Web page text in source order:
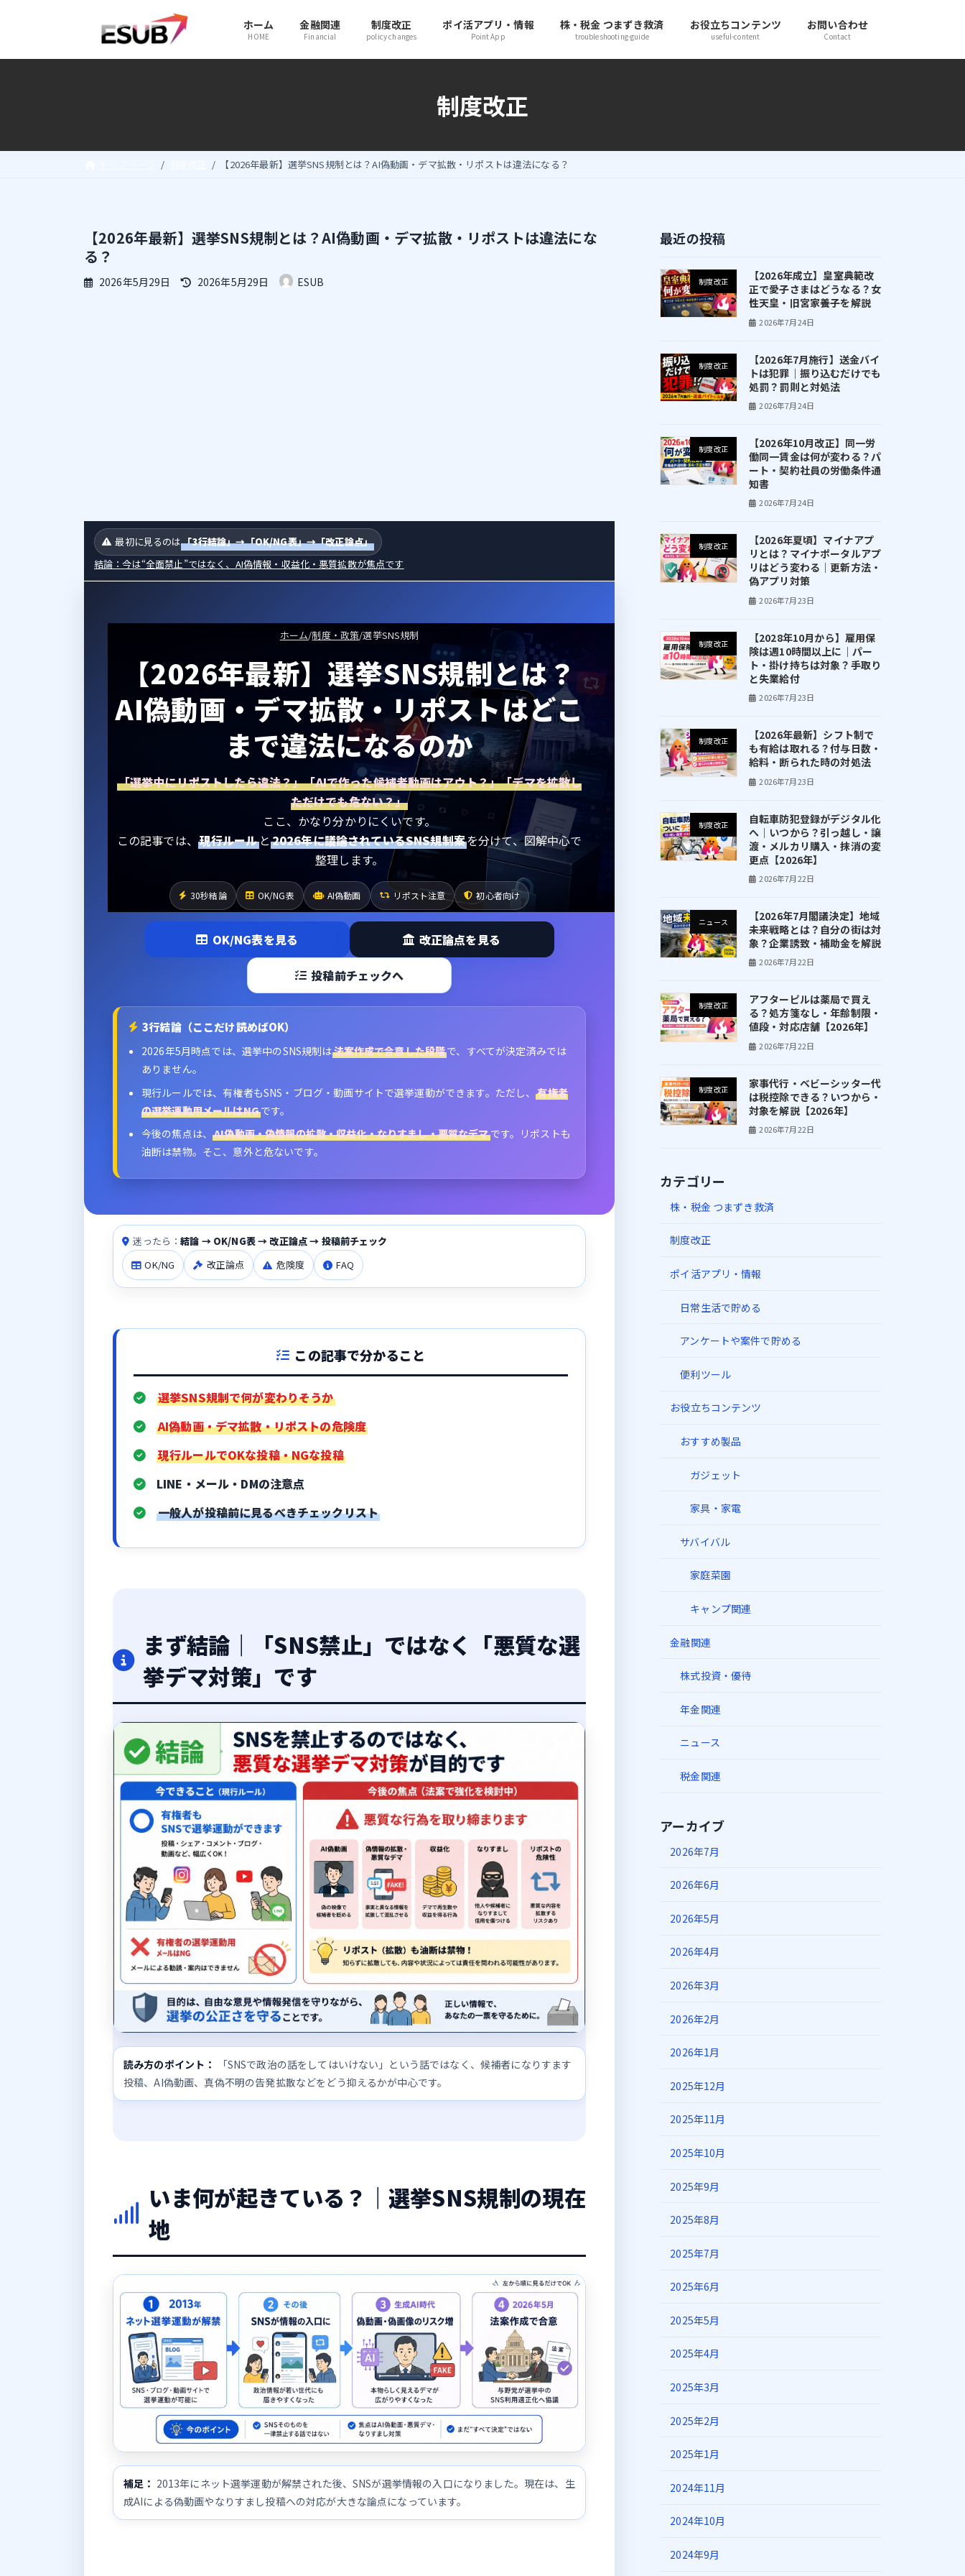
ホーム
HOME
金融関連
Financial
制度改正
policy changes
ポイ活アプリ・情報
Point App
株・税金 つまずき救済
troubleshooting-guide
お役立ちコンテンツ
useful-content
お問い合わせ
Contact
制度改正
【2026年最新】選挙SNS規制とは？AI偽動画・デマ拡散・リポストは違法になる？
【2026年最新】選挙SNS規制とは？AI偽動画・デマ拡散・リポストは違法にな
る？
2026年5月29日
最
2026年5月29日 ESUB
最初に見るのは「3行結論」→「OK/NG表」→「改正論点」
結論：今は“全面禁止”ではなく、AI偽情報・収益化・悪質拡散が焦点です
ホーム/制度・政策/選挙SNS規制
【2026年最新】選挙SNS規制とは？
AI偽動画・デマ拡散・リポストはどこ
まで違法になるのか
「選挙中にリポストしたら違法？」「AIで作った候補者動画はアウト？」「デマを拡散し
ただけでも危ない？」
ここ、かなり分かりにくいです。
この記事では、 現行ルールと 2026年に議論されているSNS規制案を分けて、図解中心で
整理します。
30秒結論 OK/NG表 AI偽動画 リポスト注意 初心者向け
OK/NG表を見る 改正論点を見る
投稿前チェックへ
3行結論（ここだけ読めばOK）
2026年5月時点では、選挙中のSNS規制は法案作成で合意した段階で、すべてが決定済みでは
ありません。
現行ルールでは、有権者もSNS・ブログ・動画サイトで選挙運動ができます。ただし、有権者
の選挙運動用メールはNGです。
今後の焦点は、AI偽動画・偽情報の拡散・収益化・なりすまし・悪質なデマです。リポストも
油断は禁物。そこ、意外と危ないです。
迷ったら：結論 → OK/NG表 → 改正論点 → 投稿前チェック
OK/NG
改正論点 危険度 FAQ
この記事で分かること
選挙SNS規制で何が変わりそうか
AI偽動画・デマ拡散・リポストの危険度
現行ルールでOKな投稿・NGな投稿
LINE・メール・DMの注意点
一般人が投稿前に見るべきチェックリスト
まず結論｜「SNS禁止」ではなく「悪質な選
挙デマ対策」です
読み方のポイント：
「SNSで政治の話をしてはいけない」という話ではなく、候補者になりすます
投稿、AI偽動画、真偽不明の告発拡散などをどう抑えるかが中心です。
いま何が起きている？｜選挙SNS規制の現在
地
補足： 2013年にネット選挙運動が解禁された後、SNSが選挙情報の入口になりました。現在は、生
成AIによる偽動画やなりすまし投稿への対応が大きな論点になっています。
最近の投稿
制度改正
【2026年成立】皇室典範改
正で愛子さまはどうなる？女
性天皇・旧宮家養子を解説
2026年7月24日
制度改正
【2026年7月施行】送金バイ
トは犯罪｜振り込むだけでも
処罰？罰則と対処法
2026年7月24日
制度改正
【2026年10月改正】同一労
働同一賃金は何が変わる？パ
ート・契約社員の労働条件通
知書
2026年7月24日
制度改正
【2026年夏頃】マイナアプ
リとは？マイナポータルアプ
リはどう変わる｜更新方法・
偽アプリ対策
2026年7月23日
制度改正
【2028年10月から】雇用保
険は週10時間以上に｜パー
ト・掛け持ちは対象？手取り
と失業給付
2026年7月23日
制度改正
【2026年最新】シフト制で
も有給は取れる？付与日数・
給料・断られた時の対処法
2026年7月23日
制度改正
自転車防犯登録がデジタル化
へ｜いつから？引っ越し・譲
渡・メルカリ購入・抹消の変
更点【2026年】
2026年7月22日
ニュース
【2026年7月閣議決定】地域
未来戦略とは？自分の街は対
象？企業誘致・補助金を解説
2026年7月22日
制度改正
アフターピルは薬局で買え
る？処方箋なし・年齢制限・
値段・対応店舗【2026年】
2026年7月22日
制度改正
家事代行・ベビーシッター代
は税控除できる？いつから・
対象を解説【2026年】
2026年7月22日
カテゴリー
株・税金 つまずき救済
制度改正
ポイ活アプリ・情報
日常生活で貯める
アンケートや案件で貯める
便利ツール
お役立ちコンテンツ
おすすめ製品
ガジェット
家具・家電
サバイバル
家庭菜園
キャンプ関連
金融関連
株式投資・優待
年金関連
ニュース
税金関連
アーカイブ
2026年7月
2026年6月
2026年5月
2026年4月
2026年3月
2026年2月
2026年1月
2025年12月
2025年11月
2025年10月
2025年9月
2025年8月
2025年7月
2025年6月
2025年5月
2025年4月
2025年3月
2025年2月
2025年1月
2024年11月
2024年10月
2024年9月